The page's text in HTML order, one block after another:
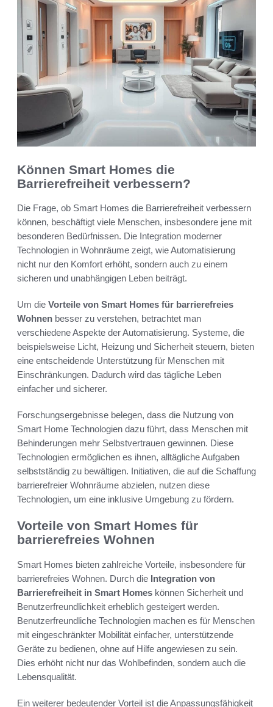
Können Smart Homes die
Barrierefreiheit verbessern?
Die Frage, ob Smart Homes die Barrierefreiheit verbessern
können, beschäftigt viele Menschen, insbesondere jene mit
besonderen Bedürfnissen. Die Integration moderner
Technologien in Wohnräume zeigt, wie Automatisierung
nicht nur den Komfort erhöht, sondern auch zu einem
sicheren und unabhängigen Leben beiträgt.
Um die Vorteile von Smart Homes für barrierefreies
Wohnen besser zu verstehen, betrachtet man
verschiedene Aspekte der Automatisierung. Systeme, die
beispielsweise Licht, Heizung und Sicherheit steuern, bieten
eine entscheidende Unterstützung für Menschen mit
Einschränkungen. Dadurch wird das tägliche Leben
einfacher und sicherer.
Forschungsergebnisse belegen, dass die Nutzung von
Smart Home Technologien dazu führt, dass Menschen mit
Behinderungen mehr Selbstvertrauen gewinnen. Diese
Technologien ermöglichen es ihnen, alltägliche Aufgaben
selbstständig zu bewältigen. Initiativen, die auf die Schaffung
barrierefreier Wohnräume abzielen, nutzen diese
Technologien, um eine inklusive Umgebung zu fördern.
Vorteile von Smart Homes für
barrierefreies Wohnen
Smart Homes bieten zahlreiche Vorteile, insbesondere für
barrierefreies Wohnen. Durch die Integration von
Barrierefreiheit in Smart Homes können Sicherheit und
Benutzerfreundlichkeit erheblich gesteigert werden.
Benutzerfreundliche Technologien machen es für Menschen
mit eingeschränkter Mobilität einfacher, unterstützende
Geräte zu bedienen, ohne auf Hilfe angewiesen zu sein.
Dies erhöht nicht nur das Wohlbefinden, sondern auch die
Lebensqualität.
Ein weiterer bedeutender Vorteil ist die Anpassungsfähigkeit